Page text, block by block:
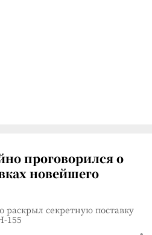
проговорился о
новейшего
раскрыл секретную поставку
155